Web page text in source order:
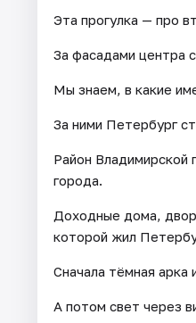
Эта прогулка — про
За фасадами центра
Мы знаем, в какие
За ними Петербург
Район Владимирской
города.
Доходные дома,
которой жил
Сначала тёмная арка
А потом свет через